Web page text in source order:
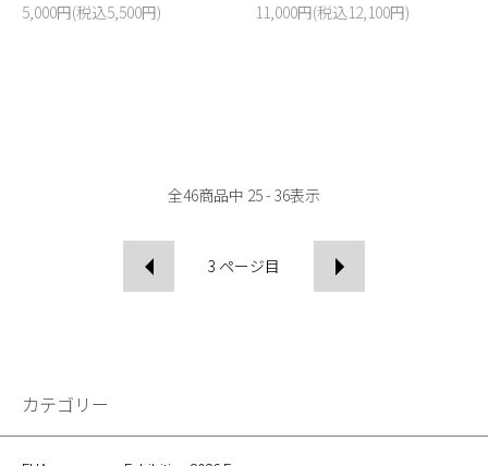
5,000円(税込5,500円)
11,000円(税込12,100円)
全46商品中 25 - 36表示
3 ページ目
カテゴリー